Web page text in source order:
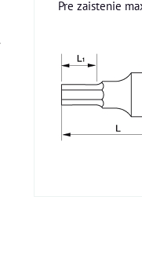
Pre zaistenie